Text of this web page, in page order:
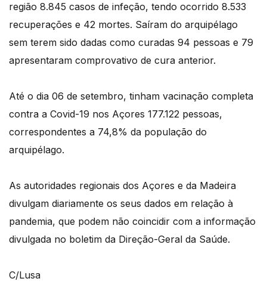
região 8.845 casos de infeção, tendo ocorrido 8.533
recuperações e 42 mortes. Saíram do arquipélago
sem terem sido dadas como curadas 94 pessoas e 79
apresentaram comprovativo de cura anterior.
Até o dia 06 de setembro, tinham vacinação completa
contra a Covid-19 nos Açores 177.122 pessoas,
correspondentes a 74,8% da população do
arquipélago.
As autoridades regionais dos Açores e da Madeira
divulgam diariamente os seus dados em relação à
pandemia, que podem não coincidir com a informação
divulgada no boletim da Direção-Geral da Saúde.
C/Lusa